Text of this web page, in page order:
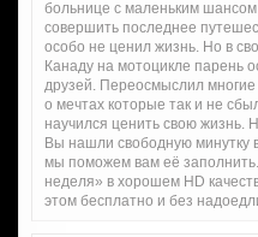
больнице с маленьким
совершить последнее
особо не ценил жизнь. Но в
Канаду на мотоцикле парень
друзей. Переосмыслил
о мечтах которые так и не
научился ценить свою жизнь.
Вы нашли свободную минутку
мы поможем вам её
неделя» в хорошем HD
этом бесплатно и без